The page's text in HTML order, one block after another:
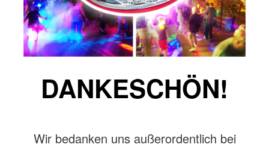
DANKESCHÖN!
Wir bedanken uns außerordentlich bei